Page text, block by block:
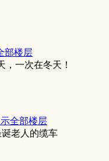
部楼层
，一次在冬天！
全部楼层
老人的缆车